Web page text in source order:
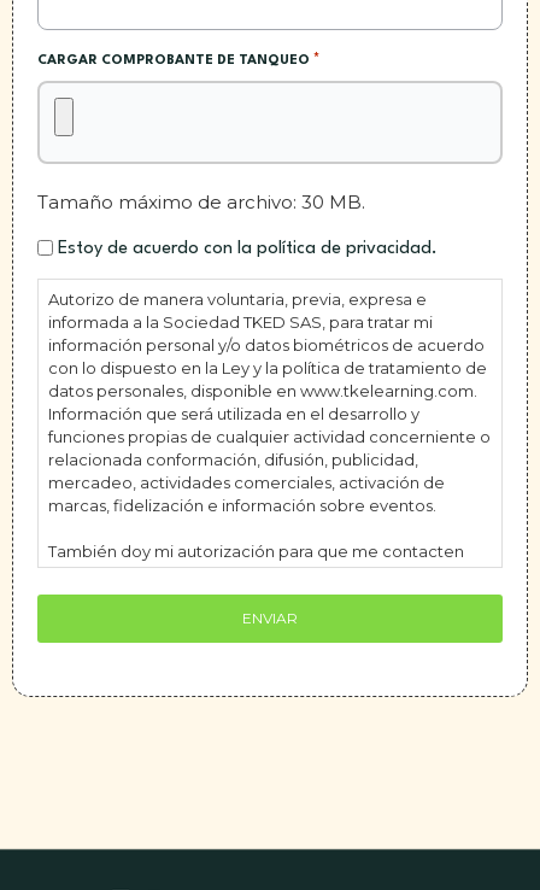
CARGAR COMPROBANTE DE TANQUEO *
Tamaño máximo de archivo: 30 MB.
Estoy de acuerdo con la política de privacidad.
Autorizo de manera voluntaria, previa, expresa e
informada a la Sociedad TKED SAS, para tratar mi
información personal y/o datos biométricos de acuerdo
con lo dispuesto en la Ley y la política de tratamiento de
datos personales, disponible en www.tkelearning.com.
Información que será utilizada en el desarrollo y
funciones propias de cualquier actividad concerniente o
relacionada conformación, difusión, publicidad,
mercadeo, actividades comerciales, activación de
marcas, fidelización e información sobre eventos.
También doy mi autorización para que me contacten
(vía telefónica, WhatsApp o e-mail) con el propósito de
que Think-e Inglés Colombia me provea información
promocional relacionada únicamente a Think-e Inglés
Colombia. Estos contactos o notificaciones podrán ser